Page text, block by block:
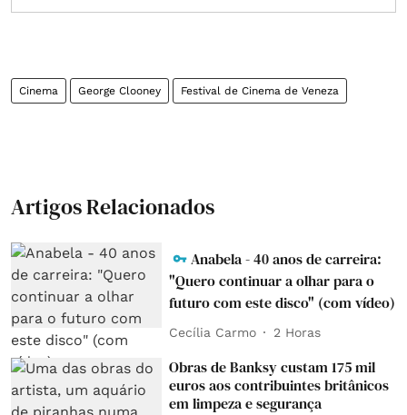
Cinema George Clooney Festival de Cinema de Veneza
Artigos Relacionados
Anabela - 40 anos de carreira:
"Quero continuar a olhar para o
futuro com este disco" (com vídeo)
Cecília Carmo 2 Horas
Obras de Banksy custam 175 mil
euros aos contribuintes britânicos
em limpeza e segurança